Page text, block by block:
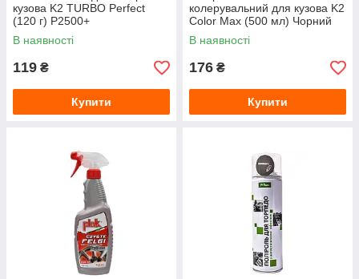
кузова K2 TURBO Perfect
(120 г) P2500+
В наявності
119 ₴
Купити
колерувальний для кузова K2
Color Max (500 мл) Чорний
В наявності
176 ₴
Купити